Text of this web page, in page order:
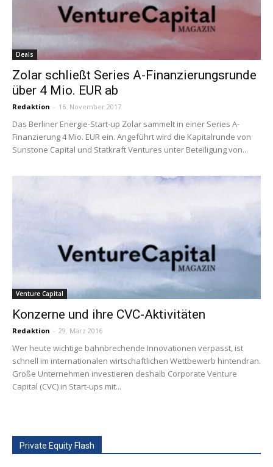
Deals
Zolar schließt Series A-Finanzierungsrunde
über 4 Mio. EUR ab
Redaktion - 16. November 2017
Das Berliner Energie-Start-up Zolar sammelt in einer Series A-
Finanzierung 4 Mio. EUR ein. Angeführt wird die Kapitalrunde von
Sunstone Capital und Statkraft Ventures unter Beteiligung von...
Venture Capital
Konzerne und ihre CVC-Aktivitäten
Redaktion - 29. März 2016
Wer heute wichtige bahnbrechende Innovationen verpasst, ist
schnell im internationalen wirtschaftlichen Wettbewerb hintendran.
Große Unternehmen investieren deshalb Corporate Venture
Capital (CVC) in Start-ups mit...
Private Equity Flash